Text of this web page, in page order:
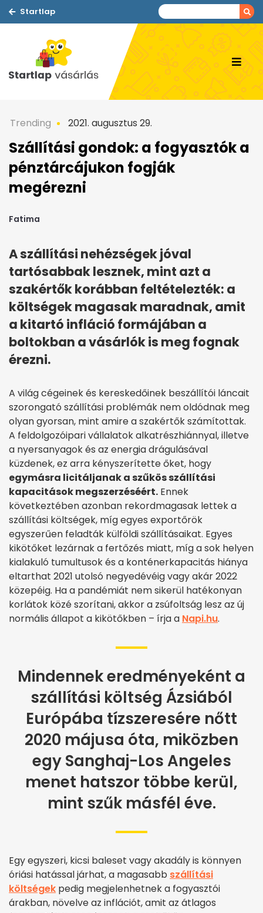
Startlap
Trending 2021. augusztus 29.
Szállítási gondok: a fogyasztók a
pénztárcájukon fogják
megérezni
Fatima
A szállítási nehézségek jóval
tartósabbak lesznek, mint azt a
szakértők korábban feltételezték: a
költségek magasak maradnak, amit
a kitartó infláció formájában a
boltokban a vásárlók is meg fognak
érezni.
A világ cégeinek és kereskedőinek beszállítói láncait
szorongató szállítási problémák nem oldódnak meg
olyan gyorsan, mint amire a szakértők számítottak.
A feldolgozóipari vállalatok alkatrészhiánnyal, illetve
a nyersanyagok és az energia drágulásával
küzdenek, ez arra kényszerítette őket, hogy
egymásra licitáljanak a szűkös szállítási
kapacitások megszerzéséért. Ennek
következtében azonban rekordmagasak lettek a
szállítási költségek, míg egyes exportőrök
egyszerűen feladták külföldi szállításaikat. Egyes
kikötőket lezárnak a fertőzés miatt, míg a sok helyen
kialakuló tumultusok és a konténerkapacitás hiánya
eltarthat 2021 utolsó negyedévéig vagy akár 2022
közepéig. Ha a pandémiát nem sikerül hatékonyan
korlátok közé szorítani, akkor a zsúfoltság lesz az új
normális állapot a kikötőkben – írja a Napi.hu.
Mindennek eredményeként a
szállítási költség Ázsiából
Európába tízszeresére nőtt
2020 májusa óta, miközben
egy Sanghaj-Los Angeles
menet hatszor többe kerül,
mint szűk másfél éve.
Egy egyszeri, kicsi baleset vagy akadály is könnyen
óriási hatással járhat, a magasabb szállítási
költségek pedig megjelenhetnek a fogyasztói
árakban, növelve az inflációt, amit az átlagos